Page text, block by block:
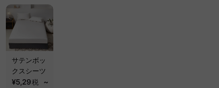
サテンボッ
クスシーツ
¥5,29税
~